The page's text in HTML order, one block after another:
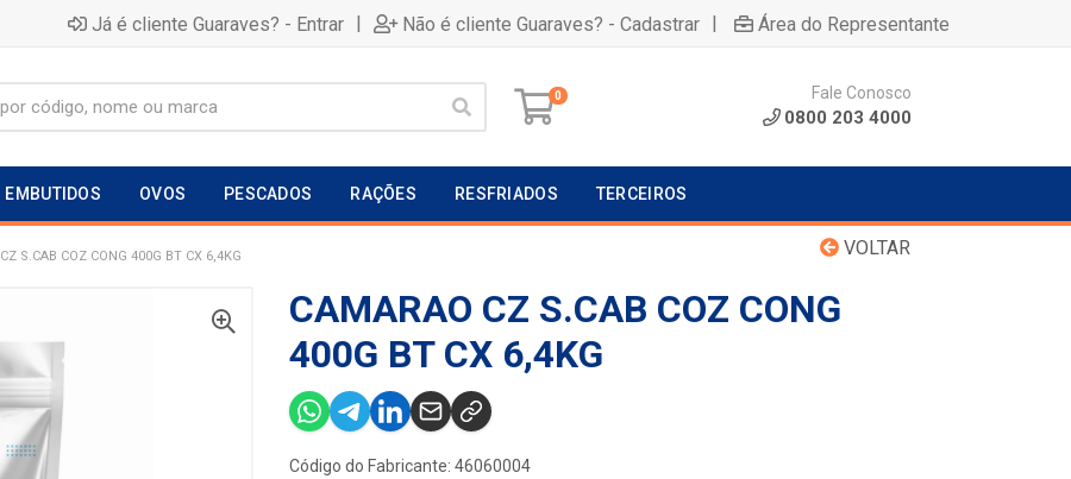
Já é cliente Guaraves? - Entrar | Não é cliente Guaraves? - Cadastrar | Área do Representante
0 Fale Conosco
0800 203 4000
EMBUTIDOS OVOS PESCADOS RAÇÕES RESFRIADOS TERCEIROS
VOLTAR
S.CAB COZ CONG 400G BT CX 6,4KG
CAMARAO CZ S.CAB COZ CONG
400G BT CX 6,4KG
Código do Fabricante: 46060004